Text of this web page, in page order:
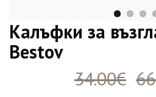
Калъфки за
Bestov
34.00€